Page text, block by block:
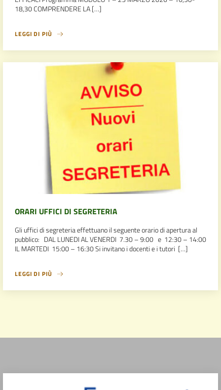
18,30 COMPRENDERE LA […]
LEGGI DI PIÙ
ORARI UFFICI DI SEGRETERIA
Gli uffici di segreteria effettuano il seguente orario di apertura al
pubblico: DAL LUNEDI AL VENERDI 7.30 – 9:00 e 12:30 – 14:00
IL MARTEDI 15:00 – 16:30 Si invitano i docenti e i tutori […]
LEGGI DI PIÙ